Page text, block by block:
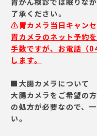
了承ください。
⚠胃カメラ当日キャン
胃カメラのネット予約
手数ですが、お電話（
します。
■大腸カメラについて
大腸カメラをご希望の
の処方が必要なので、
い。